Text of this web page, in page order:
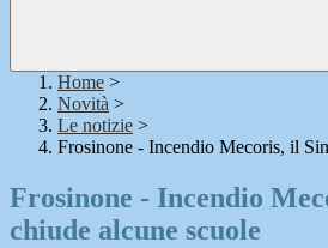
Home >
Novità >
Le notizie >
Frosinone - Incendio Mecoris, il
Frosinone - Incendio
chiude alcune scuole